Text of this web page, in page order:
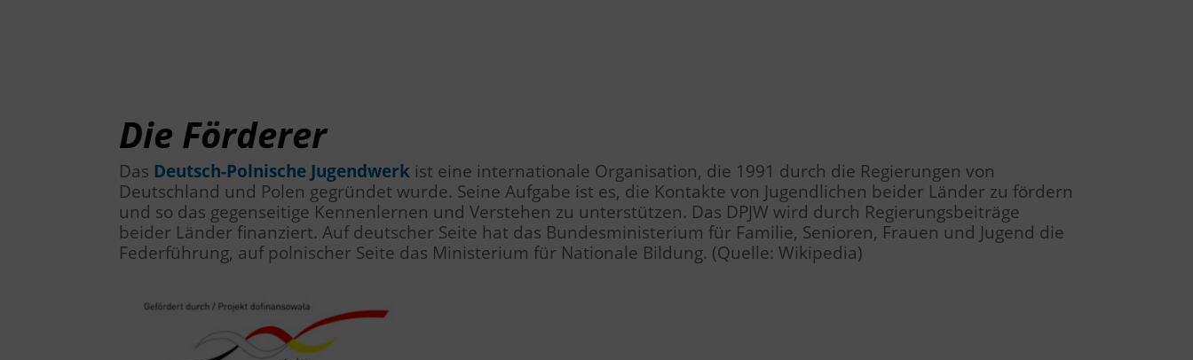
Die Förderer
Das Deutsch-Polnische Jugendwerk ist eine internationale Organisation, die 1991 durch die Regierungen von
Deutschland und Polen gegründet wurde. Seine Aufgabe ist es, die Kontakte von Jugendlichen beider Länder zu fördern
und so das gegenseitige Kennenlernen und Verstehen zu unterstützen. Das DPJW wird durch Regierungsbeiträge
beider Länder finanziert. Auf deutscher Seite hat das Bundesministerium für Familie, Senioren, Frauen und Jugend die
Federführung, auf polnischer Seite das Ministerium für Nationale Bildung. (Quelle: Wikipedia)